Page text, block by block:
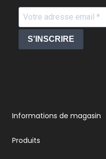
S'INSCRIRE
Informations de magasin
Produits